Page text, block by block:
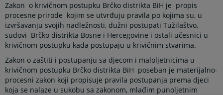
Zakon o krivičnom postupku Brčko distrikta BiH je propis
procesne prirode kojim se utvrđuju pravila po kojima su, u
izvršavanju svojih nadležnosti, dužni postupati Tužilaštvo,
sudovi Brčko distrikta Bosne i Hercegovine i ostali učesnici u
krivičnom postupku kada postupaju u krivičnim stvarima.
Zakon o zaštiti i postupanju sa djecom i maloljetnicima u
krivičnom postupku Brčko distrikta BiH poseban je materijalno-
procesni zakon koji propisuje pravila postupanja prema djeci
koja se nalaze u sukobu sa zakonom, mlađim punoljetnim